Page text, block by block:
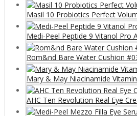
Masil 10 Probiotics Perfect
Medi-Peel Peptide 9 Vitanol Pro
Rom&nd Bare Water Cushion
Mary & May Niacinamide
AHC Ten Revolution Real Eye